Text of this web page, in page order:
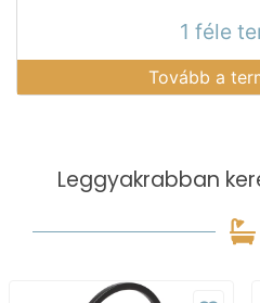
1 féle
Tovább a
Leggyakrabban